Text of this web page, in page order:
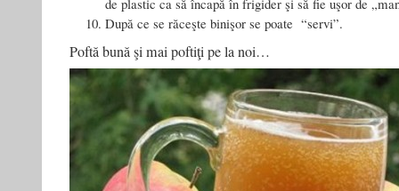
de plastic ca să încapă în frigider şi să fie uşor de
După ce se răceşte binişor se poate “servi”.
Poftă bună şi mai poftiţi pe la noi…